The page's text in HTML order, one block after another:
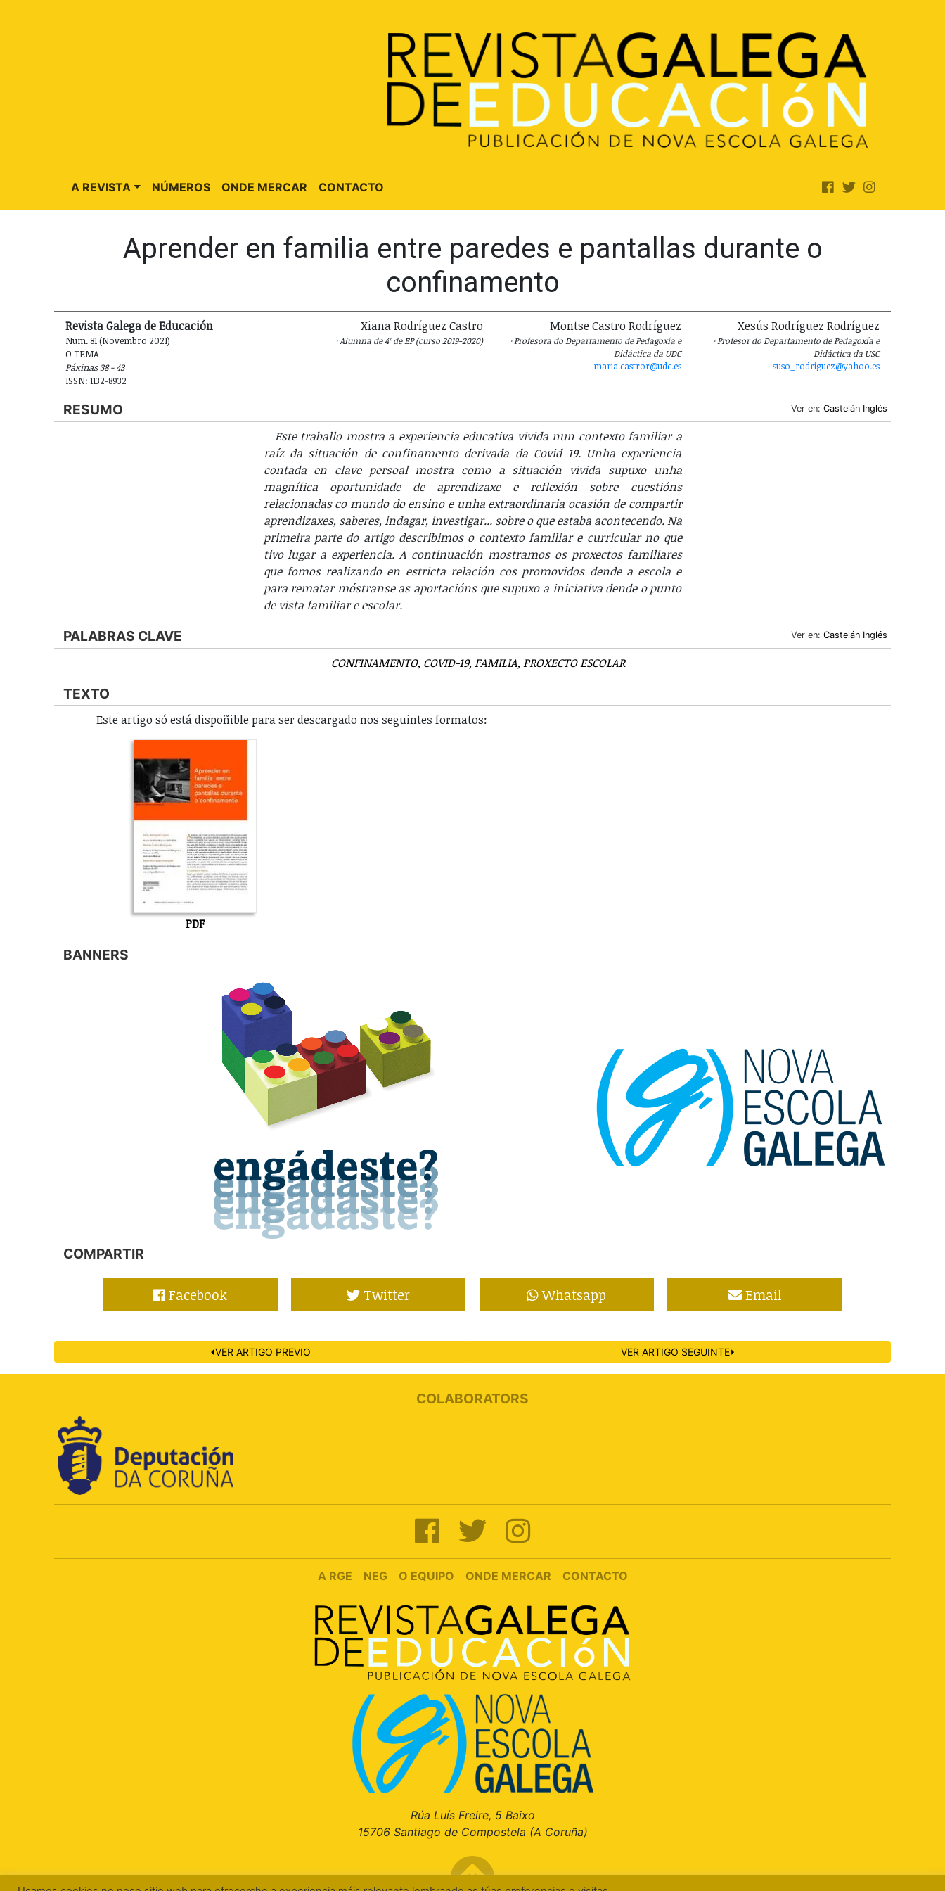
A REVISTA NÚMEROS ONDE MERCAR CONTACTO
Aprender en familia entre paredes e pantallas durante o
confinamento
Revista Galega de Educación
Num. 81 (Novembro 2021)
O TEMA
Páxinas 38 - 43
ISSN: 1132-8932
Xiana Rodríguez Castro
Alumna de 4º de EP (curso 2019-2020)
Montse Castro Rodríguez
Profesora do Departamento de Pedagoxía e
Didáctica da UDC
maria.castror@udc.es
Xesús Rodríguez Rodríguez
Profesor do Departamento de Pedagoxía e
Didáctica da USC
suso_rodriguez@yahoo.es
RESUMO Ver en:Castelán Inglés
Este traballo mostra a experiencia educativa vivida nun contexto familiar a
raíz da situación de confinamento derivada da Covid 19. Unha experiencia
contada en clave persoal mostra como a situación vivida supuxo unha
magnífica oportunidade de aprendizaxe e reflexión sobre cuestións
relacionadas co mundo do ensino e unha extraordinaria ocasión de compartir
aprendizaxes, saberes, indagar, investigar... sobre o que estaba acontecendo. Na
primeira parte do artigo describimos o contexto familiar e curricular no que
tivo lugar a experiencia. A continuación mostramos os proxectos familiares
que fomos realizando en estricta relación cos promovidos dende a escola e
para rematar móstranse as aportacións que supuxo a iniciativa dende o punto
de vista familiar e escolar.
PALABRAS CLAVE Ver en:Castelán Inglés
CONFINAMENTO COVID-19 FAMILIA PROXECTO ESCOLAR
TEXTO
Este artigo só está dispoñible para ser descargado nos seguintes formatos:
PDF
BANNERS
COMPARTIR
Facebook Twitter Whatsapp Email
⏴VER ARTIGO PREVIO VER ARTIGO SEGUINTE⏵
COLABORATORS
A RGE NEG O EQUIPO ONDE MERCAR CONTACTO
Rúa Luís Freire, 5 Baixo
15706 Santiago de Compostela (A Coruña)